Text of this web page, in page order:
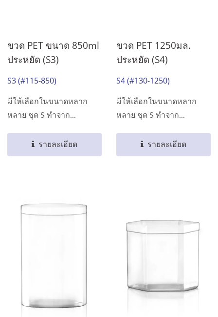
ขวด PET ขนาด 850ml
ประหยัด (S3)
S3 (#115-850)
มีให้เลือกในขนาดหลาก
หลาย ชุด S ทำจาก...
รายละเอียด
ขวด PET 1250มล.
ประหยัด (S4)
S4 (#130-1250)
มีให้เลือกในขนาดหลาก
หลาย ชุด S ทำจาก...
รายละเอียด